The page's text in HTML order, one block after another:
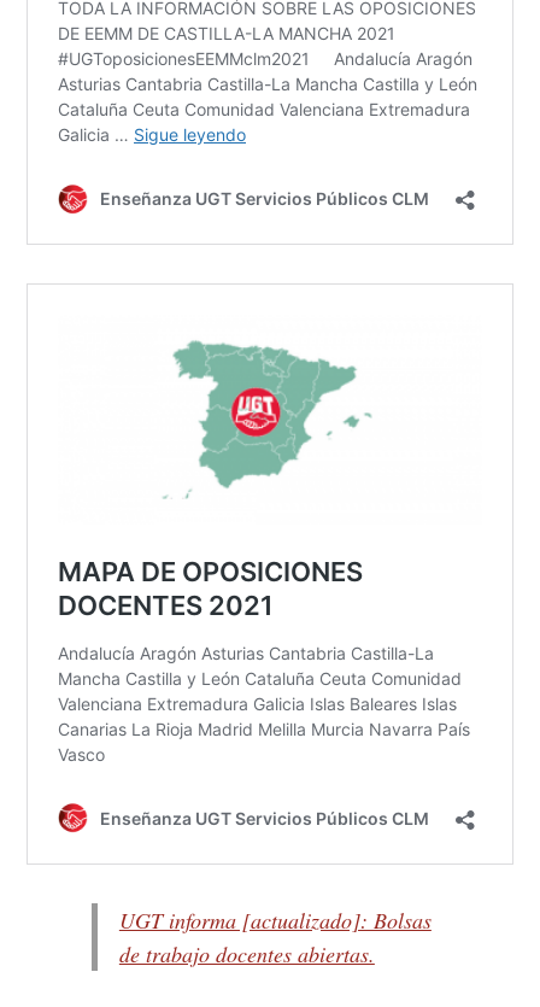
UGT informa [actualizado]: Bolsas
de trabajo docentes abiertas.